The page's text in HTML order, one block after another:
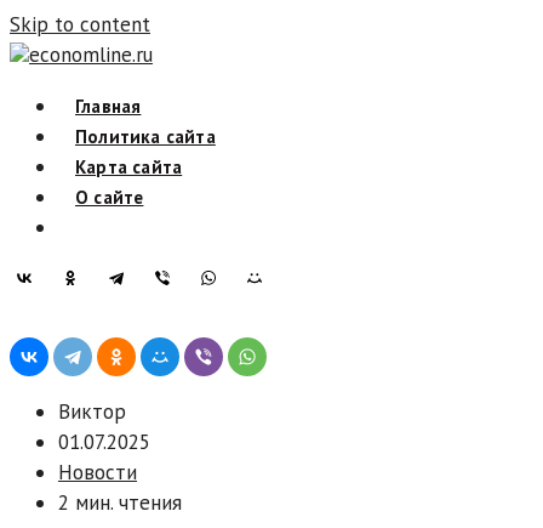
Skip to content
economline.ru
Главная
Политика сайта
Карта сайта
О сайте
Виктор
01.07.2025
Новости
2 мин. чтения